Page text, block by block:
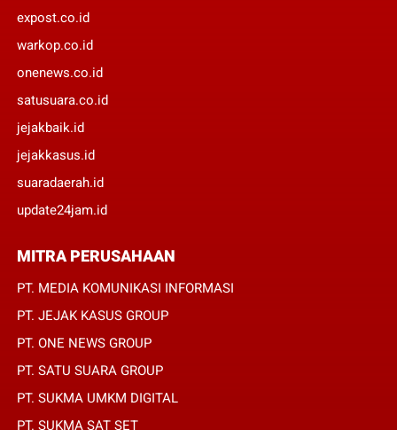
expost.co.id
warkop.co.id
onenews.co.id
satusuara.co.id
jejakbaik.id
jejakkasus.id
suaradaerah.id
update24jam.id
MITRA PERUSAHAAN
PT. MEDIA KOMUNIKASI INFORMASI
PT. JEJAK KASUS GROUP
PT. ONE NEWS GROUP
PT. SATU SUARA GROUP
PT. SUKMA UMKM DIGITAL
PT. SUKMA SAT SET